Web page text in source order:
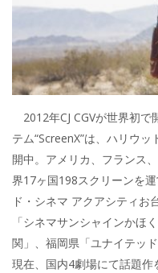
2012年CJ CGVが世界初で
テム“ScreenX”は、ハリウ
開中。アメリカ、フランス
界17ヶ国198スクリーンを
ド・シネマ アクアシティ
「シネマサンシャインかほ
関」、福岡県「ユナイテッ
現在、国内4劇場にて話題